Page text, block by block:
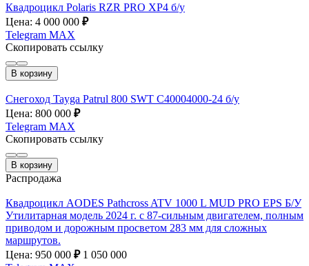
Квадроцикл Polaris RZR PRO XP4 б/у
Цена: 4 000 000 ₽
Telegram MAX
Скопировать ссылку
В корзину
Снегоход Tayga Patrul 800 SWT C40004000-24 б/у
Цена: 800 000 ₽
Telegram MAX
Скопировать ссылку
В корзину
Распродажа
Квадроцикл AODES Pathcross ATV 1000 L MUD PRO EPS Б/У
Утилитарная модель 2024 г. с 87-сильным двигателем, полным
приводом и дорожным просветом 283 мм для сложных
маршрутов.
Цена: 950 000 ₽ 1 050 000